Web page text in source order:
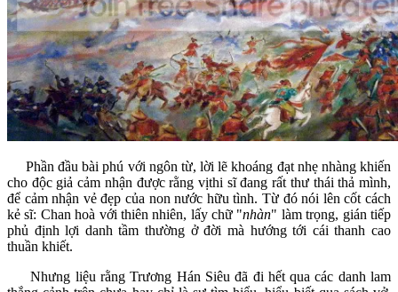
Phần đầu bài phú với ngôn từ, lời lẽ khoáng đạt nhẹ nhàng khiến
cho độc giả cảm nhận được rằng vịthi sĩ đang rất thư thái thả mình,
để cảm nhận vẻ đẹp của non nước hữu tình. Từ đó nói lên cốt cách
kẻ sĩ: Chan hoà với thiên nhiên, lấy chữ "nhàn" làm trọng, gián tiếp
phủ định lợi danh tầm thường ở đời mà hướng tới cái thanh cao
thuần khiết.
Nhưng liệu rằng Trương Hán Siêu đã đi hết qua các danh lam